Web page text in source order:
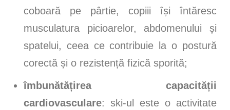
coboară pe pârtie, copiii își întăresc
musculatura picioarelor, abdomenului și
spatelui, ceea ce contribuie la o postură
corectă și o rezistență fizică sporită;
îmbunătățirea capacității
cardiovasculare: ski-ul este o activitate